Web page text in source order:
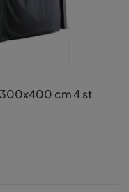
cm 4 st